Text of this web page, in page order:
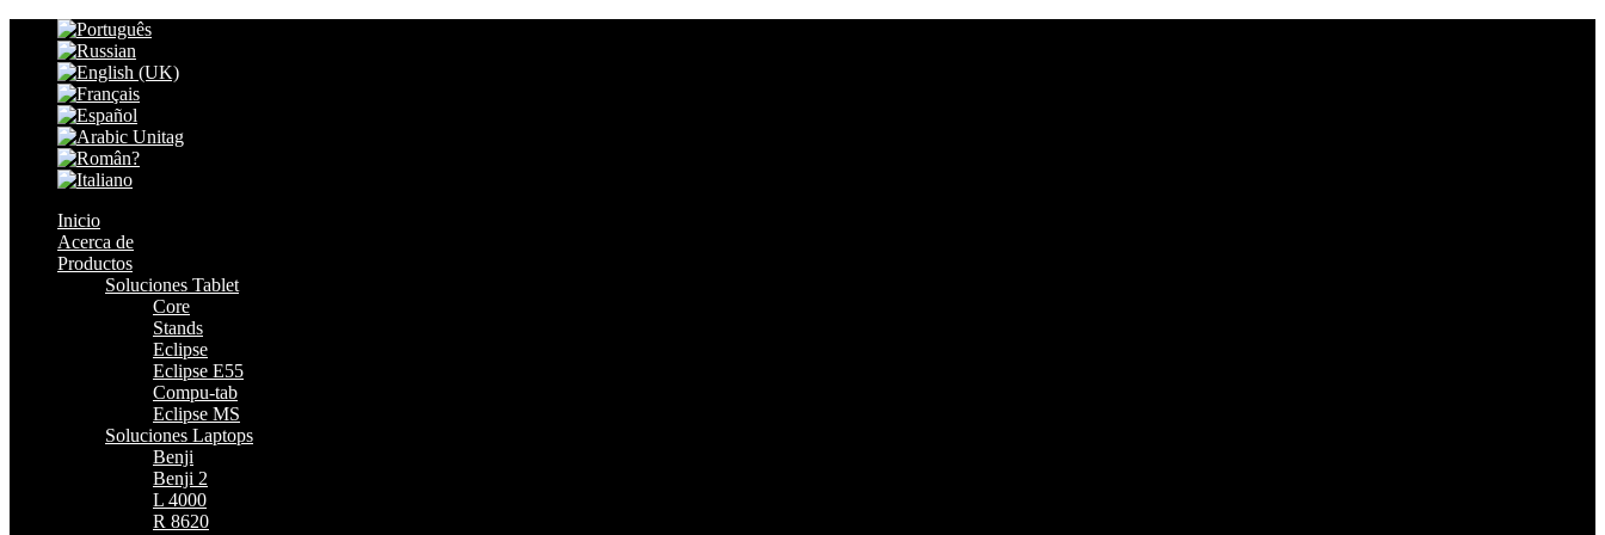
Inicio
Acerca de
Productos
Soluciones Tablet
Core
Stands
Eclipse
Eclipse E55
Compu-tab
Eclipse MS
Soluciones Laptops
Benji
Benji 2
L 4000
R 8620